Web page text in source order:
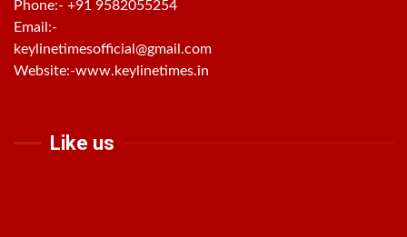
Phone:- +91 9582055254
Email:-
keylinetimesofficial@gmail.com
Website:-www.keylinetimes.in
Like us